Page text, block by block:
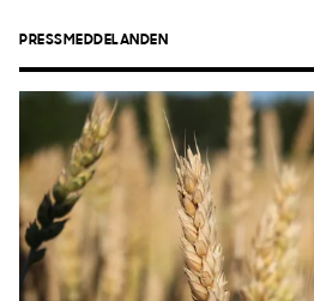
PRESSMEDDELANDEN